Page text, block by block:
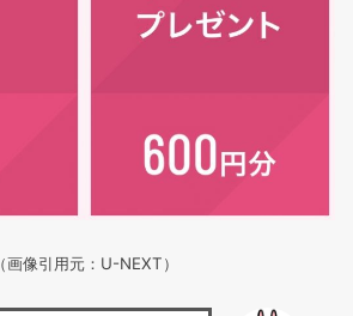
（画像引用元：U-NEXT）